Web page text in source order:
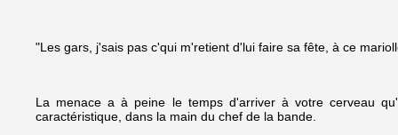
"Les gars, j'sais pas c'qui m'retient d'lui faire sa fête, à ce
La menace a à peine le temps d'arriver à votre cerveau
caractéristique, dans la main du chef de la bande.